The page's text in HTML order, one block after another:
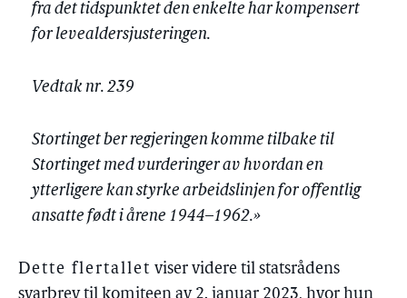
fra det tidspunktet den enkelte har kompensert
for levealdersjusteringen.
Vedtak nr. 239
Stortinget ber regjeringen komme tilbake til
Stortinget med vurderinger av hvordan en
ytterligere kan styrke arbeidslinjen for offentlig
ansatte født i årene 1944–1962.»
Dette flertallet viser videre til statsrådens